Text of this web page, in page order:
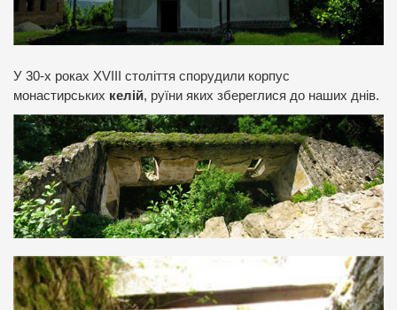
У 30-х роках XVIII століття спорудили корпус
монастирських келій, руїни яких збереглися до наших днів.